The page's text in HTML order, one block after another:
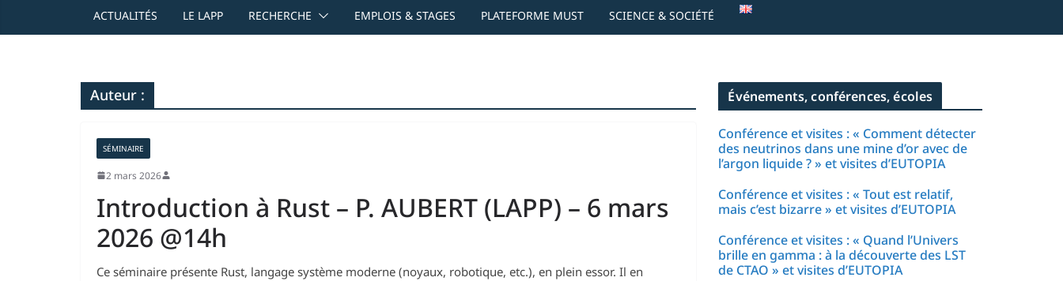
ACTUALITÉS LE LAPP RECHERCHE EMPLOIS & STAGES PLATEFORME MUST SCIENCE & SOCIÉTÉ
Auteur :
SÉMINAIRE
2 mars 2026
Introduction à Rust – P. AUBERT (LAPP) – 6 mars
2026 @14h
Ce séminaire présente Rust, langage système moderne (noyaux, robotique, etc.), en plein essor. Il en
Événements, conférences, écoles
Conférence et visites : « Comment détecter
des neutrinos dans une mine d’or avec de
l’argon liquide ? » et visites d’EUTOPIA
Conférence et visites : « Tout est relatif,
mais c’est bizarre » et visites d’EUTOPIA
Conférence et visites : « Quand l’Univers
brille en gamma : à la découverte des LST
de CTAO » et visites d’EUTOPIA